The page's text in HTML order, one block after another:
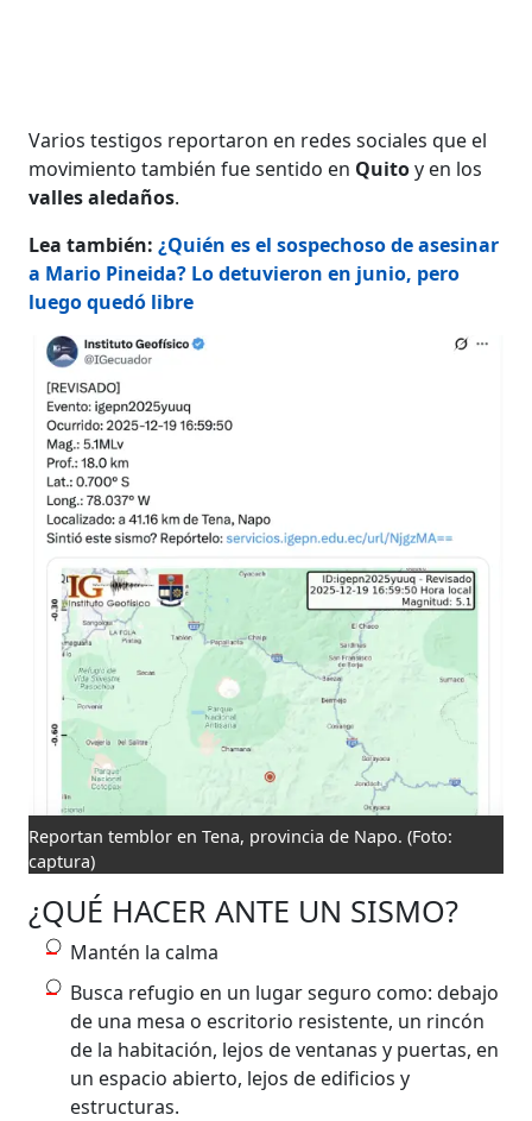
Varios testigos reportaron en redes sociales que el
movimiento también fue sentido en Quitoy en los
valles aledaños.
Lea también:¿Quién es el sospechoso de asesinar
a Mario Pineida? Lo detuvieron en junio, pero
luego quedó libre
Reportan temblor en Tena, provincia de Napo. (Foto:
captura)
¿QUÉ HACER ANTE UN SISMO?
Mantén la calma
Busca refugio en un lugar seguro como: debajo
de una mesa o escritorio resistente, un rincón
de la habitación, lejos de ventanas y puertas, en
un espacio abierto, lejos de edificios y
estructuras.